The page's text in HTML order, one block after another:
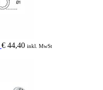
€ 44,40 inkl. MwSt